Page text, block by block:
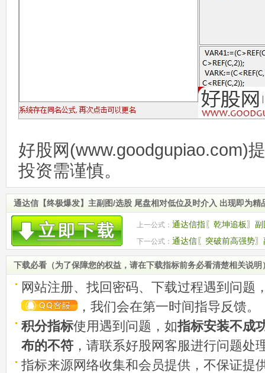
好股网(www.goodgupiao.com)
投资需谨慎。
通达信【终极爆发】主副图/选股 尾盘相对低位及时介入 出现即为精
上一公式： 通达信指〖乾坤追板〗
信号 源码
下一公式： 通达信〖突破前高强势
超实用选股工具
下载必看（为了保障您的权益，请在下载指标前务必看清楚相关说明
网站注册、找回密码、下载过程遇到问题
，我们会在第一时间指导反馈。
积分指标使用遇到问题，如指标安装不成
布的不符 ，请联系好股网客服进行问题处
指标来源网络收集和会员提供，不保证提